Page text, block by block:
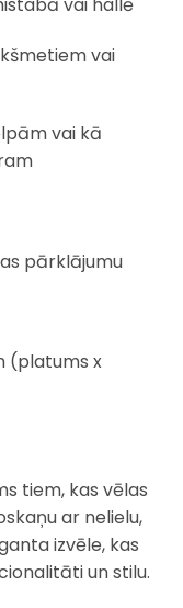
vai hallē
vai
vai kā
pārklājumu
(platums x
tiem, kas vēlas
ar nelielu,
izvēle, kas
un stilu.